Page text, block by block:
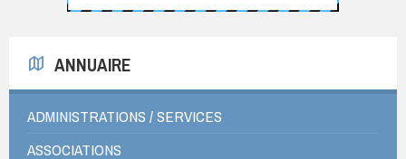
ANNUAIRE
ADMINISTRATIONS / SERVICES
ASSOCIATIONS